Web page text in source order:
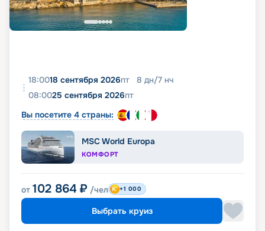
18:0018 сентября 2026пт 8 дн/7 нч
08:0025 сентября 2026пт
Вы посетите 4 страны:
MSC World Europa
КОМФОРТ
от 102 864 ₽ /чел +1 000
Выбрать круиз